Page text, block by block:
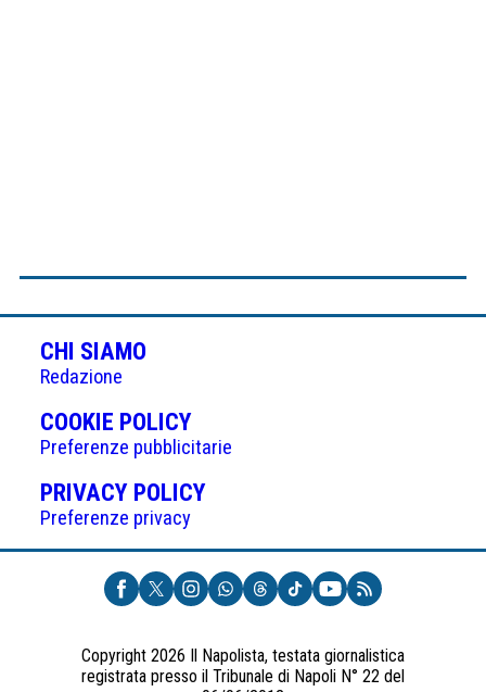
CHI SIAMO
Redazione
COOKIE POLICY(APRE
IN
UNA
NUOVA
Preferenze pubblicitarie
PRIVACY POLICY(APRE
UNA
NUOVA
SCHEDA)
Preferenze privacy
Copyright 2026 Il Napolista, testata giornalistica
registrata presso il Tribunale di Napoli N° 22 del